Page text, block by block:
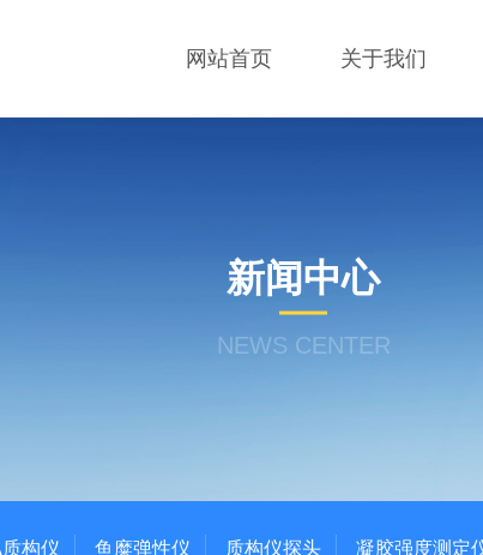
网站首页 关于我们
新闻中心
NEWS CENTER
构仪 鱼糜弹性仪 质构仪探头 凝胶强度测定